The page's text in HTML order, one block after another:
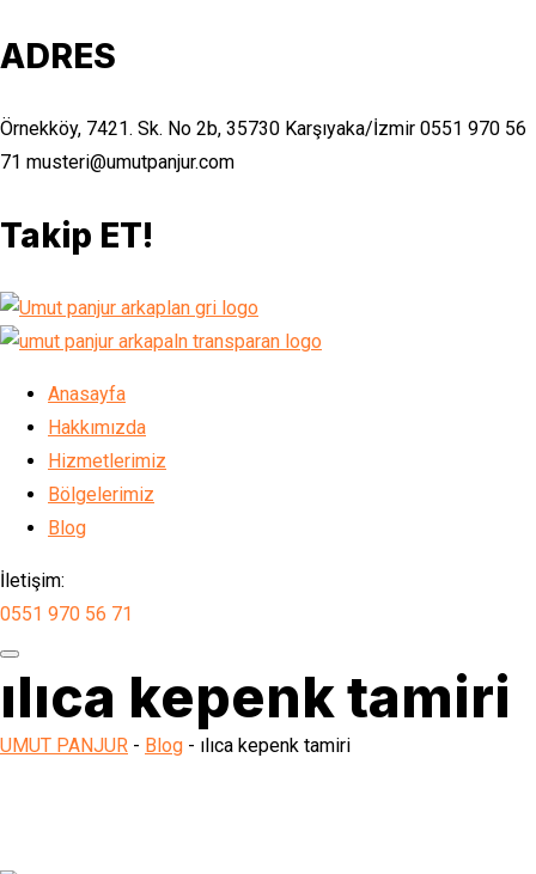
ADRES
Örnekköy, 7421. Sk. No 2b, 35730 Karşıyaka/İzmir 0551 970 56
71 musteri@umutpanjur.com
Takip ET!
Anasayfa
Hakkımızda
Hizmetlerimiz
Bölgelerimiz
Blog
İletişim:
0551 970 56 71
ılıca kepenk tamiri
UMUT PANJUR - Blog - ılıca kepenk tamiri